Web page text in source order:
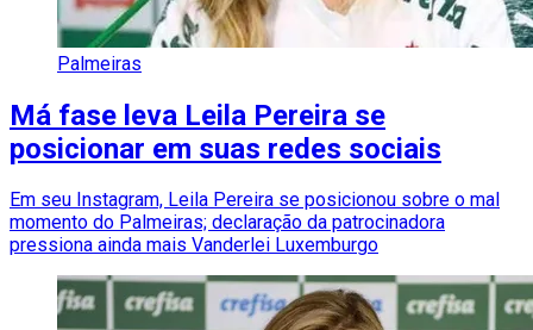
Palmeiras
Má fase leva Leila Pereira se
posicionar em suas redes sociais
Em seu Instagram, Leila Pereira se posicionou sobre o mal
momento do Palmeiras; declaração da patrocinadora
pressiona ainda mais Vanderlei Luxemburgo